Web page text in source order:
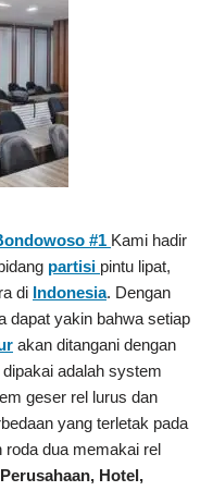
#1 Kami hadir
partisi pintu lipat,
di Indonesia. Dengan
dapat yakin bahwa setiap
akan ditangani dengan
adalah system
geser rel lurus dan
yang terletak pada
roda dua memakai rel
Perusahaan, Hotel,